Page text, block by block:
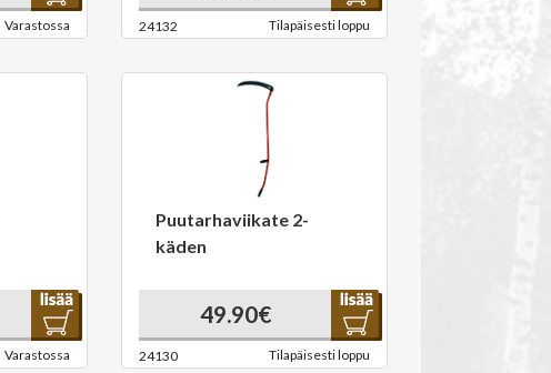
Varastossa 24132 Tilapäisesti loppu
Varastossa
Puutarhaviikate 2-
käden
49.90€
24130 Tilapäisesti loppu